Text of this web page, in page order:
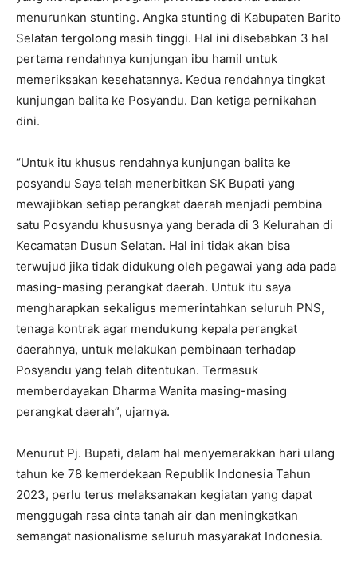
menurunkan stunting. Angka stunting di Kabupaten Barito
Selatan tergolong masih tinggi. Hal ini disebabkan 3 hal
pertama rendahnya kunjungan ibu hamil untuk
memeriksakan kesehatannya. Kedua rendahnya tingkat
kunjungan balita ke Posyandu. Dan ketiga pernikahan
dini.
“Untuk itu khusus rendahnya kunjungan balita ke
posyandu Saya telah menerbitkan SK Bupati yang
mewajibkan setiap perangkat daerah menjadi pembina
satu Posyandu khususnya yang berada di 3 Kelurahan di
Kecamatan Dusun Selatan. Hal ini tidak akan bisa
terwujud jika tidak didukung oleh pegawai yang ada pada
masing-masing perangkat daerah. Untuk itu saya
mengharapkan sekaligus memerintahkan seluruh PNS,
tenaga kontrak agar mendukung kepala perangkat
daerahnya, untuk melakukan pembinaan terhadap
Posyandu yang telah ditentukan. Termasuk
memberdayakan Dharma Wanita masing-masing
perangkat daerah”, ujarnya.
Menurut Pj. Bupati, dalam hal menyemarakkan hari ulang
tahun ke 78 kemerdekaan Republik Indonesia Tahun
2023, perlu terus melaksanakan kegiatan yang dapat
menggugah rasa cinta tanah air dan meningkatkan
semangat nasionalisme seluruh masyarakat Indonesia.